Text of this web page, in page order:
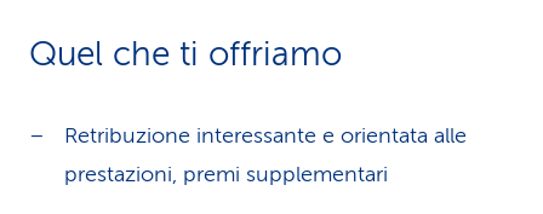
Quel che ti offriamo
Retribuzione interessante e orientata alle
prestazioni, premi supplementari